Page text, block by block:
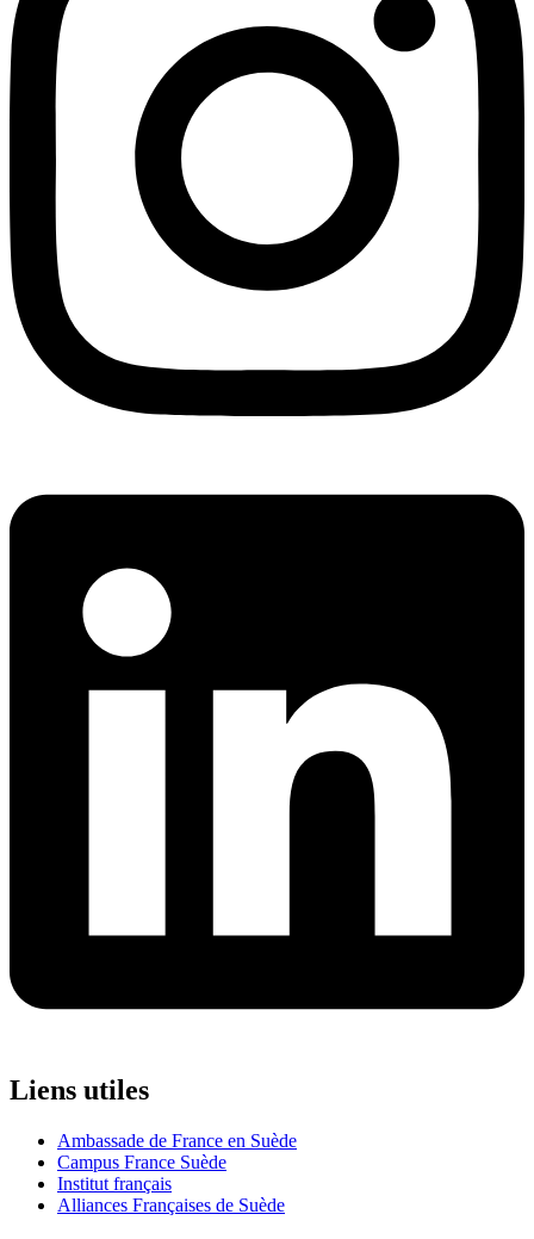
Liens utiles
Ambassade de France en Suède
Campus France Suède
Institut français
Alliances Françaises de Suède